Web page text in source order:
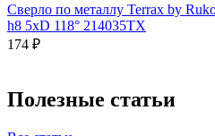
Сверло по металлу Terrax by
h8 5xD 118° 214035TX
174 ₽
Полезные статьи